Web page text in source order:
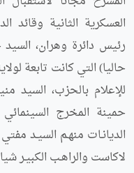
العسكرية الثانية
رئيس دائرة وهران،
حاليا) التي كانت تابعة
للإعلام بالحزب، السيد
حمينة المخرج
الديانـات منهـم السيـد
لاكاست والراهـب الكبيـر